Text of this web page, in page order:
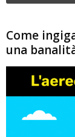
Come
una